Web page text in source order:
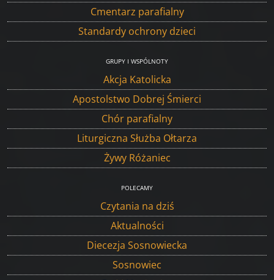
Cmentarz parafialny
Standardy ochrony dzieci
GRUPY I WSPÓLNOTY
Akcja Katolicka
Apostolstwo Dobrej Śmierci
Chór parafialny
Liturgiczna Służba Ołtarza
Żywy Różaniec
POLECAMY
Czytania na dziś
Aktualności
Diecezja Sosnowiecka
Sosnowiec